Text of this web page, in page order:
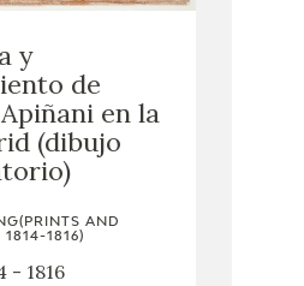
y
de
en la
(dibujo
AND
1814-1816)
- 1816